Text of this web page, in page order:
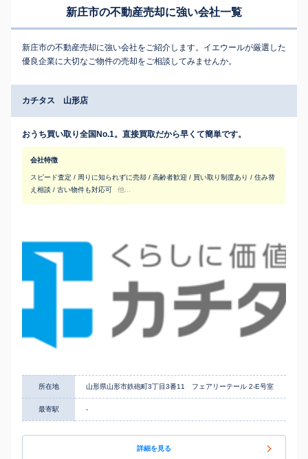
新庄市の不動産売却に強い会社一覧
新庄市の不動産売却に強い会社をご紹介します。イエウールが厳選した
優良企業に大切なご物件の売却をご相談してみませんか。
カチタス 山形店
おうち買い取り全国No.1。直接買取だから早くて簡単です。
会社特徴
スピード査定 / 周りに知られずに売却 / 高齢者歓迎 / 買い取り制度あり / 住み替
え相談 / 古い物件も対応可
他...
所在地 山形県山形市鉄砲町3丁目3番11 フェアリーテール 2-E号室
最寄駅 -
詳細を見る